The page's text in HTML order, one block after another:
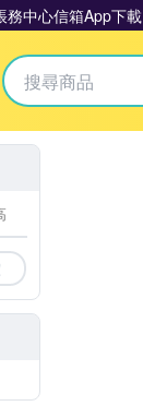
務中心信箱App下載
Yahoo拍賣